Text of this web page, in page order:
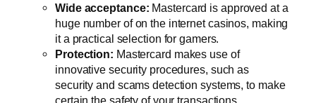
Wide acceptance: Mastercard is approved at a
huge number of on the internet casinos, making
it a practical selection for gamers.
Protection: Mastercard makes use of
innovative security procedures, such as
security and scams detection systems, to make
certain the safety of your transactions.